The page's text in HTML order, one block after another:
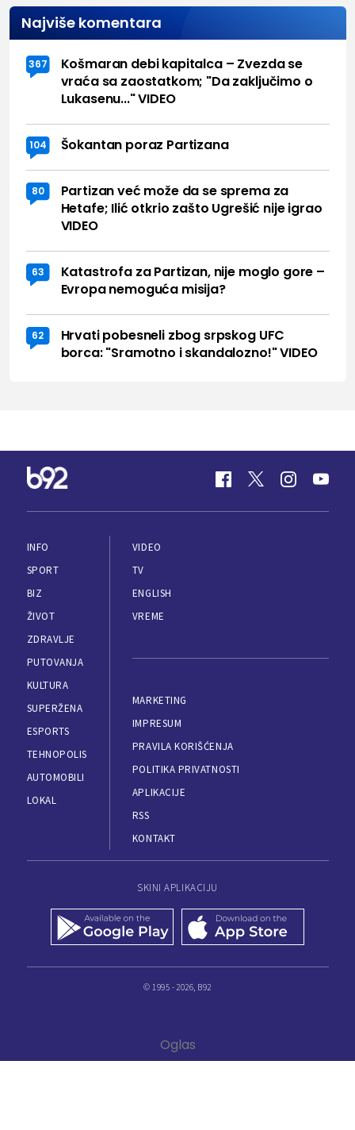
Najviše komentara
367
Košmaran debi kapitalca – Zvezda se
vraća sa zaostatkom; "Da zaključimo o
Lukasenu..." VIDEO
104 Šokantan poraz Partizana
80
Partizan već može da se sprema za
Hetafe; Ilić otkrio zašto Ugrešić nije igrao
VIDEO
63
Katastrofa za Partizan, nije moglo gore –
Evropa nemoguća misija?
62
Hrvati pobesneli zbog srpskog UFC
borca: "Sramotno i skandalozno!" VIDEO
INFO
SPORT
BIZ
ŽIVOT
ZDRAVLJE
PUTOVANJA
KULTURA
SUPERŽENA
ESPORTS
TEHNOPOLIS
AUTOMOBILI
LOKAL
VIDEO
TV
ENGLISH
VREME
MARKETING
IMPRESUM
PRAVILA KORIŠĆENJA
POLITIKA PRIVATNOSTI
APLIKACIJE
RSS
KONTAKT
SKINI APLIKACIJU
© 1995 - 2026, B92